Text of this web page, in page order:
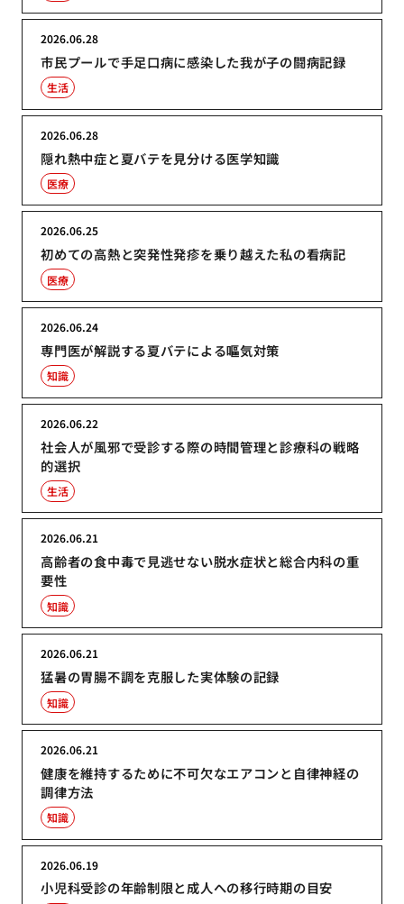
市民プールで手足口病に感染した我が子の闘病記録
2026.06.28
生活
隠れ熱中症と夏バテを見分ける医学知識
2026.06.28
医療
初めての高熱と突発性発疹を乗り越えた私の看病記
2026.06.25
医療
専門医が解説する夏バテによる嘔気対策
2026.06.24
知識
社会人が風邪で受診する際の時間管理と診療科の戦略
的選択
2026.06.22
生活
高齢者の食中毒で見逃せない脱水症状と総合内科の重
要性
2026.06.21
知識
猛暑の胃腸不調を克服した実体験の記録
2026.06.21
知識
健康を維持するために不可欠なエアコンと自律神経の
調律方法
2026.06.21
知識
小児科受診の年齢制限と成人への移行時期の目安
2026.06.19